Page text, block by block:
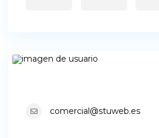
comercial@stuweb.es